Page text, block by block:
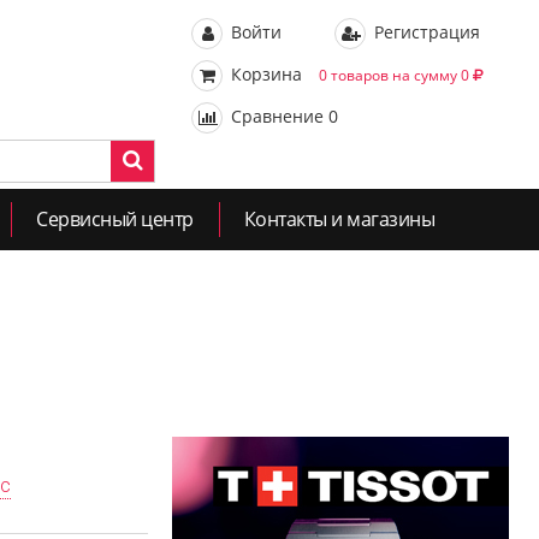
Войти
Регистрация
Корзина
0 товаров на сумму 0
Сравнение 0
Сервисный центр Контакты и магазины